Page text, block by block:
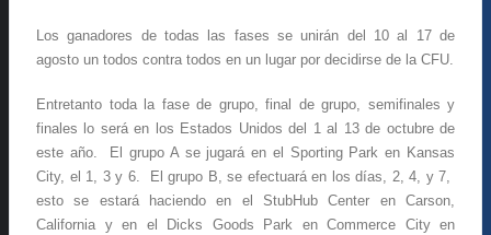
Los ganadores de todas las fases se unirán del 10 al 17 de
agosto un todos contra todos en un lugar por decidirse de la CFU.
Entretanto toda la fase de grupo, final de grupo, semifinales y
finales lo será en los Estados Unidos del 1 al 13 de octubre de
este año. El grupo A se jugará en el Sporting Park en Kansas
City, el 1, 3 y 6. El grupo B, se efectuará en los días, 2, 4, y 7,
esto se estará haciendo en el StubHub Center en Carson,
California y en el Dicks Goods Park en Commerce City en